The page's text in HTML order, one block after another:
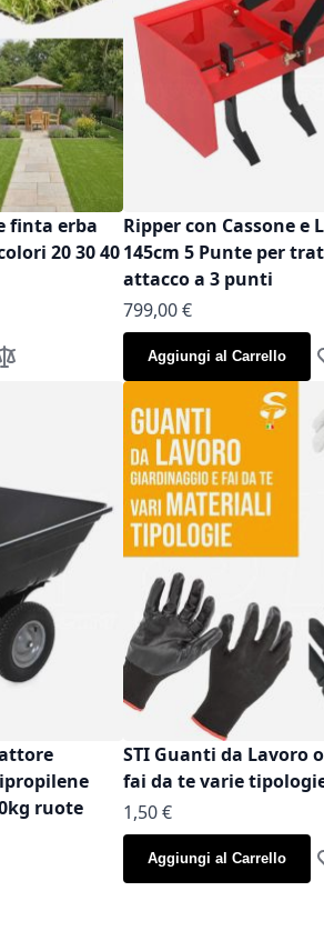
finta erba
20 30 40
alla lista desideri
al confronto
Ripper con Cassone e
145cm 5 Punte per
attacco a 3 punti
799,00 €
Aggiungi al Carrello
ruote
lista desideri
al confronto
STI Guanti da Lavoro
fai da te varie
As low as
1,50 €
Aggiungi al Carrello